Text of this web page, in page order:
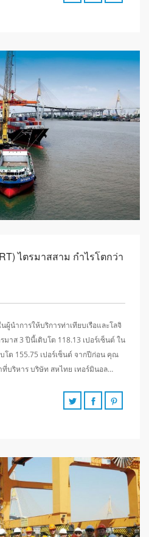
ไตรมาสสาม กำไรโตกว่า
ผู้นำการให้บริการท่าเทียบเรือและโลจิ
าส 3 ปีนี้เติบโต 118.13 เปอร์เซ็นต์ ใน
โต 155.75 เปอร์เซ็นต์ จากปีก่อน คุณ
บริหาร บริษัท สหไทย เทอร์มินอล…